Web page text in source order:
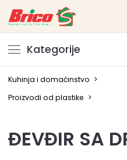
Kategorije
Kuhinja i domaćinstvo >
Proizvodi od plastike >
ĐEVĐIR SA